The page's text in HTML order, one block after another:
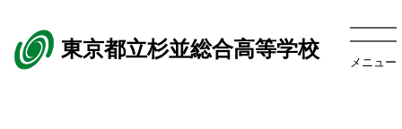
東京都立杉並総合高等学校
メニュー